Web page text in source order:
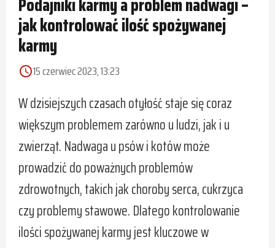
jak kontrolować ilość spożywanej
karmy
access_time15 czerwiec 2023, 13:23
W dzisiejszych czasach otyłość staje się coraz
większym problemem zarówno u ludzi, jak i u
zwierząt. Nadwaga u psów i kotów może
prowadzić do poważnych problemów
zdrowotnych, takich jak choroby serca, cukrzyca
czy problemy stawowe. Dlatego kontrolowanie
ilości spożywanej karmy jest kluczowe w